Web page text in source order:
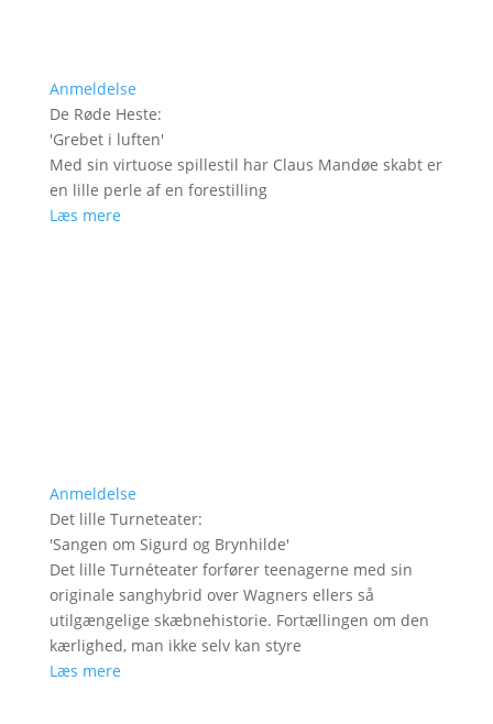
Anmeldelse
De Røde Heste:
'Grebet i luften'
Med sin virtuose spillestil har Claus Mandøe skabt er
en lille perle af en forestilling
Læs mere
Anmeldelse
Det lille Turneteater:
'Sangen om Sigurd og Brynhilde'
Det lille Turnéteater forfører teenagerne med sin
originale sanghybrid over Wagners ellers så
utilgængelige skæbnehistorie. Fortællingen om den
kærlighed, man ikke selv kan styre
Læs mere